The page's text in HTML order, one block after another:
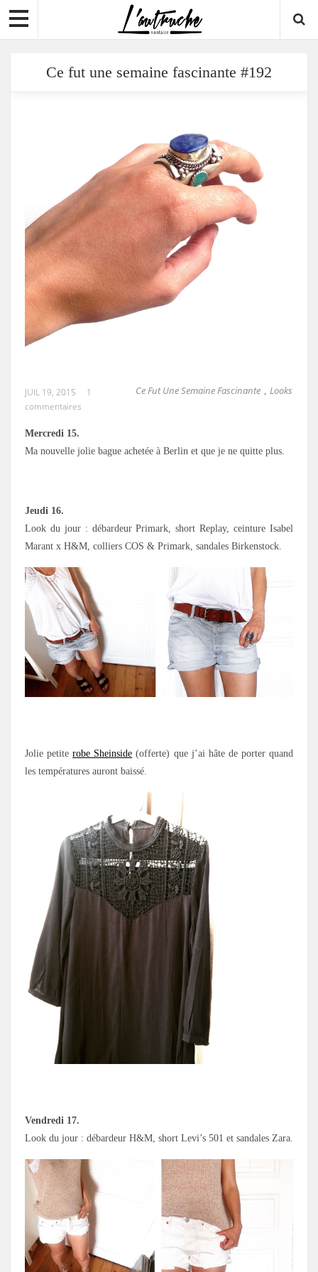
Ce fut une semaine fascinante #192
Ce Fut Une Semaine Fascinante , Looks
JUIL 19, 2015
1
commentaires
Mercredi 15.
Ma nouvelle jolie bague achetée à Berlin et que je ne quitte plus.
Jeudi 16.
Look du jour : débardeur Primark, short Replay, ceinture Isabel
Marant x H&M, colliers COS & Primark, sandales Birkenstock.
Jolie petiterobe Sheinside (offerte) que j’ai hâte de porter quand
les températures auront baissé.
Vendredi 17.
Look du jour : débardeur H&M, short Levi’s 501 et sandales Zara.